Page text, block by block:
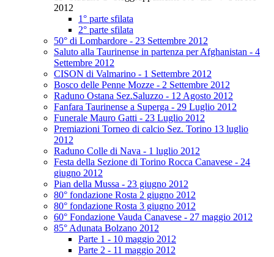
2012
1° parte sfilata
2° parte sfilata
50° di Lombardore - 23 Settembre 2012
Saluto alla Taurinense in partenza per Afghanistan - 4
Settembre 2012
CISON di Valmarino - 1 Settembre 2012
Bosco delle Penne Mozze - 2 Settembre 2012
Raduno Ostana Sez.Saluzzo - 12 Agosto 2012
Fanfara Taurinense a Superga - 29 Luglio 2012
Funerale Mauro Gatti - 23 Luglio 2012
Premiazioni Torneo di calcio Sez. Torino 13 luglio
2012
Raduno Colle di Nava - 1 luglio 2012
Festa della Sezione di Torino Rocca Canavese - 24
giugno 2012
Pian della Mussa - 23 giugno 2012
80° fondazione Rosta 2 giugno 2012
80° fondazione Rosta 3 giugno 2012
60° Fondazione Vauda Canavese - 27 maggio 2012
85° Adunata Bolzano 2012
Parte 1 - 10 maggio 2012
Parte 2 - 11 maggio 2012